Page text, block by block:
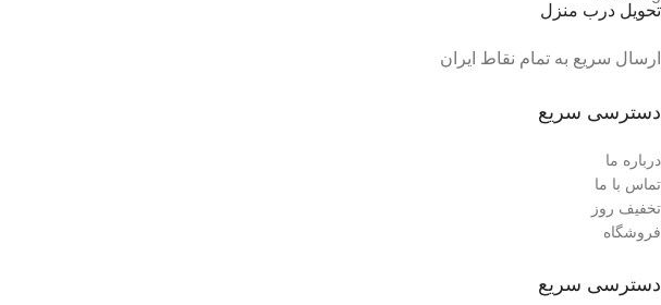
تحویل درب منزل
ارسال سریع به تمام نقاط ایران
دسترسی سریع
درباره ما
تماس با ما
تخفیف روز
فروشگاه
دسترسی سریع